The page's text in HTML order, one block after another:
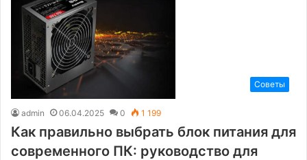
Советы
admin 06.04.2025 0 1 199
Как правильно выбрать блок питания для
современного ПК: руководство для